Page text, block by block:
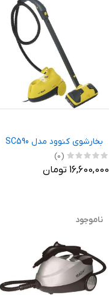
بخارشوی کنوود مدل SC590
(0)
16,600,000 تومان
ناموجود